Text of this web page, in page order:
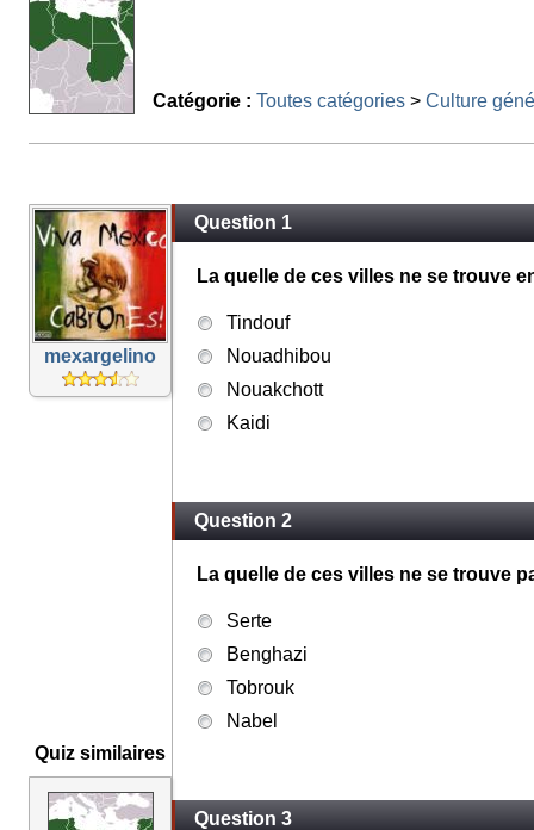
Catégorie : Toutes catégories > Culture
mexargelino
Quiz similaires
Question 1
La quelle de ces villes ne se trouve
Tindouf
Nouadhibou
Nouakchott
Kaidi
Question 2
La quelle de ces villes ne se trouve
Serte
Benghazi
Tobrouk
Nabel
Question 3